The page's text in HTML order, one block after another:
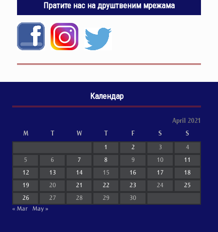
Пратите нас на друштвеним мрежама
Календар
April 2021
M T W T F S S
1 2 3 4
5 6 7 8 9 10 11
12 13 14 15 16 17 18
19 20 21 22 23 24 25
26 27 28 29
30
« Mar
May »